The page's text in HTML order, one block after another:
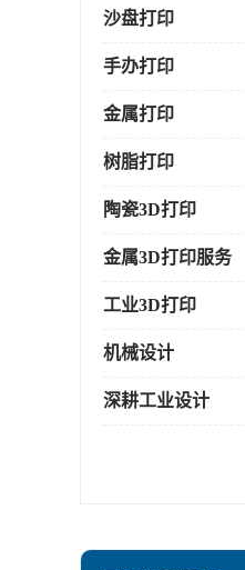
沙盘打印
手办打印
金属打印
树脂打印
陶瓷3D打印
金属3D打印服务
工业3D打印
机械设计
深耕工业设计